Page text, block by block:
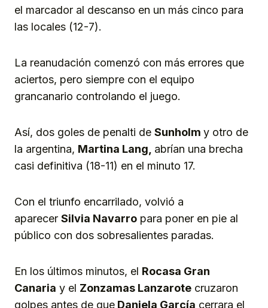
el marcador al descanso en un más cinco para
las locales (12-7).
La reanudación comenzó con más errores que
aciertos, pero siempre con el equipo
grancanario controlando el juego.
Así, dos goles de penalti de Sunholm y otro de
la argentina, Martina Lang, abrían una brecha
casi definitiva (18-11) en el minuto 17.
Con el triunfo encarrilado, volvió a
aparecer Silvia Navarro para poner en pie al
público con dos sobresalientes paradas.
En los últimos minutos, el Rocasa Gran
Canaria y el Zonzamas Lanzarote cruzaron
golpes antes de que Daniela García cerrara el